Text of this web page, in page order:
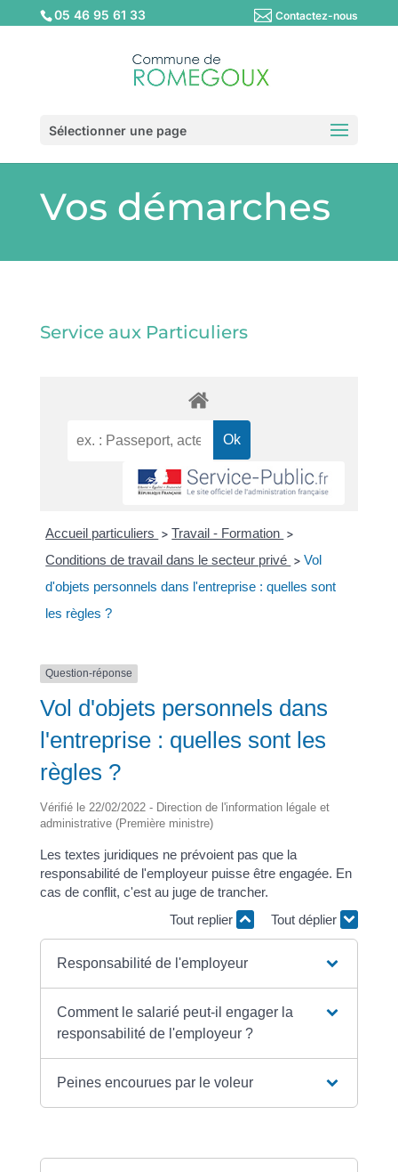
05 46 95 61 33 Contactez-nous
Sélectionner une page
Vos démarches
Service aux Particuliers
Accueil particuliers > Travail - Formation >
Conditions de travail dans le secteur privé > Vol
d'objets personnels dans l'entreprise : quelles sont
les règles ?
Question-réponse
Vol d'objets personnels dans
l'entreprise : quelles sont les
règles ?
Vérifié le 22/02/2022 - Direction de l'information légale et
administrative (Première ministre)
Les textes juridiques ne prévoient pas que la
responsabilité de l'employeur puisse être engagée. En
cas de conflit, c'est au juge de trancher.
Tout replier
Tout déplier
Responsabilité de l'employeur
Comment le salarié peut-il engager la
responsabilité de l'employeur ?
Peines encourues par le voleur